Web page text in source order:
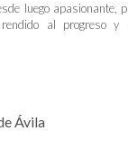
luego apasionante,
al progreso y
Ávila